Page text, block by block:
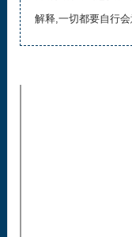
解释,一切都要自行